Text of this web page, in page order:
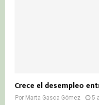
Crece el desempleo
Por Marta Gasca Gómez 5